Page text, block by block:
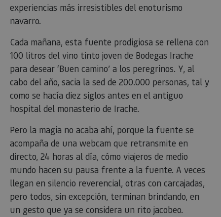
experiencias más irresistibles del enoturismo
navarro.
Cada mañana, esta fuente prodigiosa se rellena con
100 litros del vino tinto joven de Bodegas Irache
para desear ‘Buen camino’ a los peregrinos. Y, al
cabo del año, sacia la sed de 200.000 personas, tal y
como se hacía diez siglos antes en el antiguo
hospital del monasterio de Irache.
Pero la magia no acaba ahí, porque la fuente se
acompaña de una webcam que retransmite en
directo, 24 horas al día, cómo viajeros de medio
mundo hacen su pausa frente a la fuente. A veces
llegan en silencio reverencial, otras con carcajadas,
pero todos, sin excepción, terminan brindando, en
un gesto que ya se considera un rito jacobeo.